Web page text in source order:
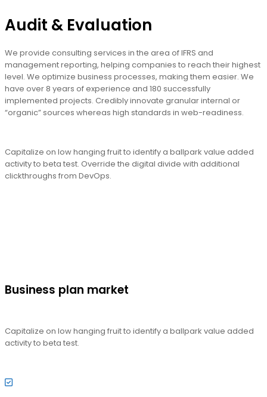
Audit & Evaluation
We provide consulting services in the area of IFRS and
management reporting, helping companies to reach their highest
level. We optimize business processes, making them easier. We
have over 8 years of experience and 180 successfully
implemented projects. Credibly innovate granular internal or
“organic” sources whereas high standards in web-readiness.
Capitalize on low hanging fruit to identify a ballpark value added
activity to beta test. Override the digital divide with additional
clickthroughs from DevOps.
Business plan market
Capitalize on low hanging fruit to identify a ballpark value added
activity to beta test.